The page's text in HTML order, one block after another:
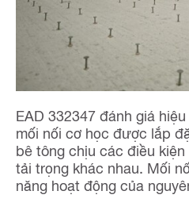
EAD 332347 đánh giá
mối nối cơ học được lắp
bê tông chịu các điều
tải trọng khác nhau. Mối
năng hoạt động của